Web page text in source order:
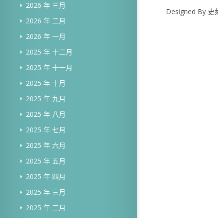
2026 年 三月
2026 年 二月
2026 年 一月
2025 年 十二月
2025 年 十一月
2025 年 十月
2025 年 九月
2025 年 八月
2025 年 七月
2025 年 六月
2025 年 五月
2025 年 四月
2025 年 三月
2025 年 二月
Designed By 史